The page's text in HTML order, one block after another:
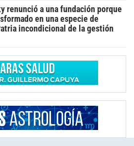
renunció a una fundación porque
en una especie de
incondicional de la gestión